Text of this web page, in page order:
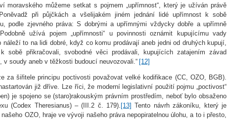
moravského můžeme setkat s pojmem „upřímnost“, který je užíván právě
při půjčkách a všelijakém jiném jednání lidé upřímnost k sobě
podle zjevného práva: S dobrými a upřímnými vždycky dobře a upřímně
Podobně užívá pojem „upřímnosti“ u povinnosti oznámit kupujícímu vady
náleží to na lidi dobré, když co komu prodávají aneb jedni od druhých kupují,
sobě přikračovali, svobodné věci prodávali, kupujících zatajením závad
v soudy aneb v těžkosti budoucí neuvozovali.“ [12]
za šiřitele principu poctivosti považovat velké kodifikace (CC, OZO, BGB).
již dříve. Lze říci, že moderní legislativní použití pojmu „poctivost“
je spojeno se (staro)rakouským právním prostředím, neboť bylo obsaženo
(Codex Theresianus) – (III.2 č. 179). [13] Tento návrh zákoníku, který je
OZO, hraje ve vývoji našeho práva nepopiratelnou úlohu, a to i přesto,